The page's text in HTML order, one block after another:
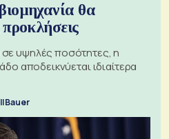
θα
προκλήσεις
υψηλές ποσότητες, η
αποδεικνύεται ιδιαίτερα
Bauer